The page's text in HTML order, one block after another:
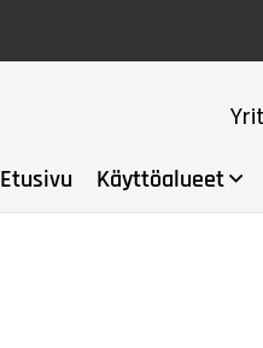
Etusivu Käyttöalueet